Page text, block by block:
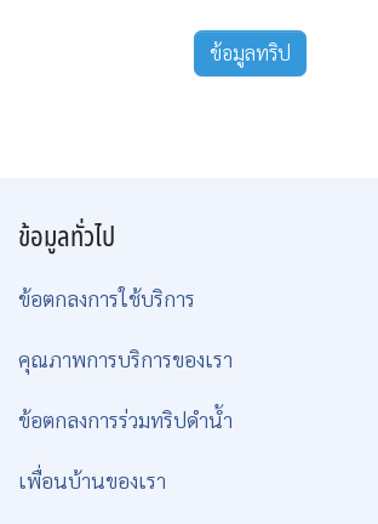
ข้อมูลทริป
ข้อมูลทั่วไป
ข้อตกลงการใช้บริการ
คุณภาพการบริการของเรา
ข้อตกลงการร่วมทริปดำน้ำ
เพื่อนบ้านของเรา